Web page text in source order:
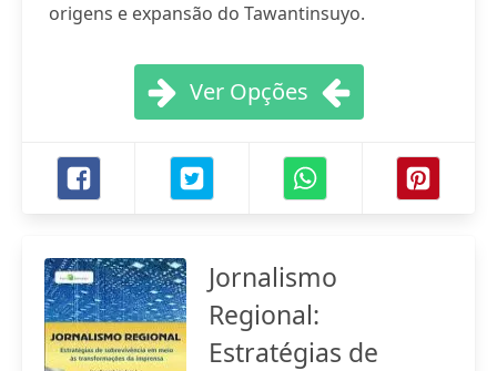
origens e expansão do Tawantinsuyo.
Ver Opções
Jornalismo
Regional:
Estratégias de